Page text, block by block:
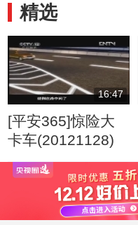
精选
16:47
[平安365]惊险大
卡车(20121128)